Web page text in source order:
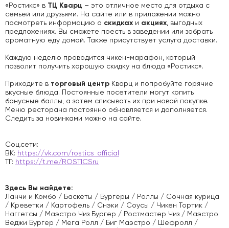
«Ростикс» в ТЦ Кварц – это отличное место для отдыха с
семьей или друзьями. На сайте или в приложении можно
посмотреть информацию о скидках и акциях , выгодных
предложениях. Вы сможете поесть в заведении или забрать
ароматную еду домой. Также присутствует услуга доставки.
Каждую неделю проводится чикен-марафон, который
позволит получить хорошую скидку на блюда «Ростикс».
Приходите в торговый центр Кварц и попробуйте горячие
вкусные блюда. Постоянные посетители могут копить
бонусные баллы, а затем списывать их при новой покупке.
Меню ресторана постоянно обновляется и дополняется.
Следить за новинками можно на сайте.
Соц.сети:
ВК: https://vk.com/rostics_official
ТГ: https://t.me/ROSTICSru
Здесь Вы найдете:
Ланчи и Комбо / Баскеты / Бургеры / Роллы / Сочная курица
/ Креветки / Картофель / Снэки / Соусы / Чикен Тортик /
Наггетсы / Маэстро Чиз Бургер / Ростмастер Чиз / Маэстро
Веджи Бургер / Мега Ролл / Биг Маэстро / Шефролл /